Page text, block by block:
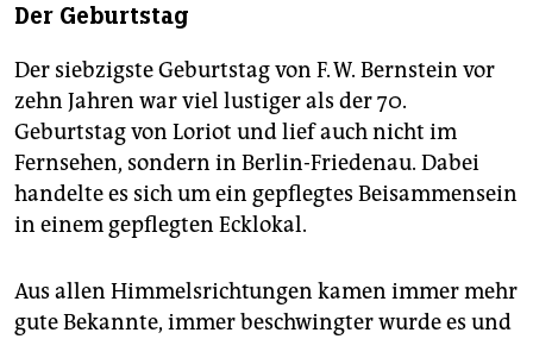
Der Geburtstag
Der siebzigste Geburtstag von F. W. Bernstein vor
zehn Jahren war viel lustiger als der 70.
Geburtstag von Loriot und lief auch nicht im
Fernsehen, sondern in Berlin-Friedenau. Dabei
handelte es sich um ein gepflegtes Beisammensein
in einem gepflegten Ecklokal.
Aus allen Himmelsrichtungen kamen immer mehr
gute Bekannte, immer beschwingter wurde es und